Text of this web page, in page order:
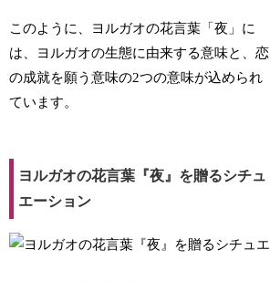
このように、ヨルガオの花言葉「夜」に
は、ヨルガオの生態に由来する意味と、恋
の成就を願う意味の2つの意味が込められ
ています。
ヨルガオの花言葉『夜』を贈るシチュ
エーション